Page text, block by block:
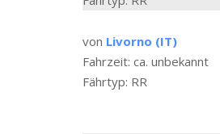
von Livorno (IT)
Fahrzeit: ca. unbekannt
Fährtyp: RR